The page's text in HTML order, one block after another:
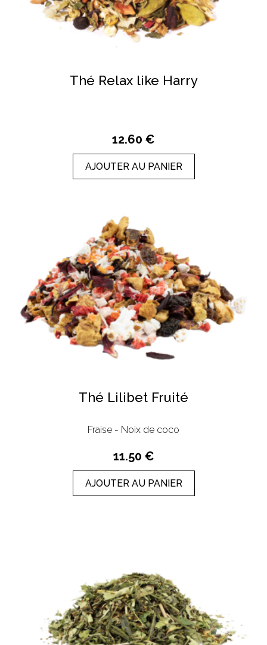
Thé Relax like Harry
12.60 €
AJOUTER AU PANIER
Thé Lilibet Fruité
Fraise - Noix de coco
11.50 €
AJOUTER AU PANIER